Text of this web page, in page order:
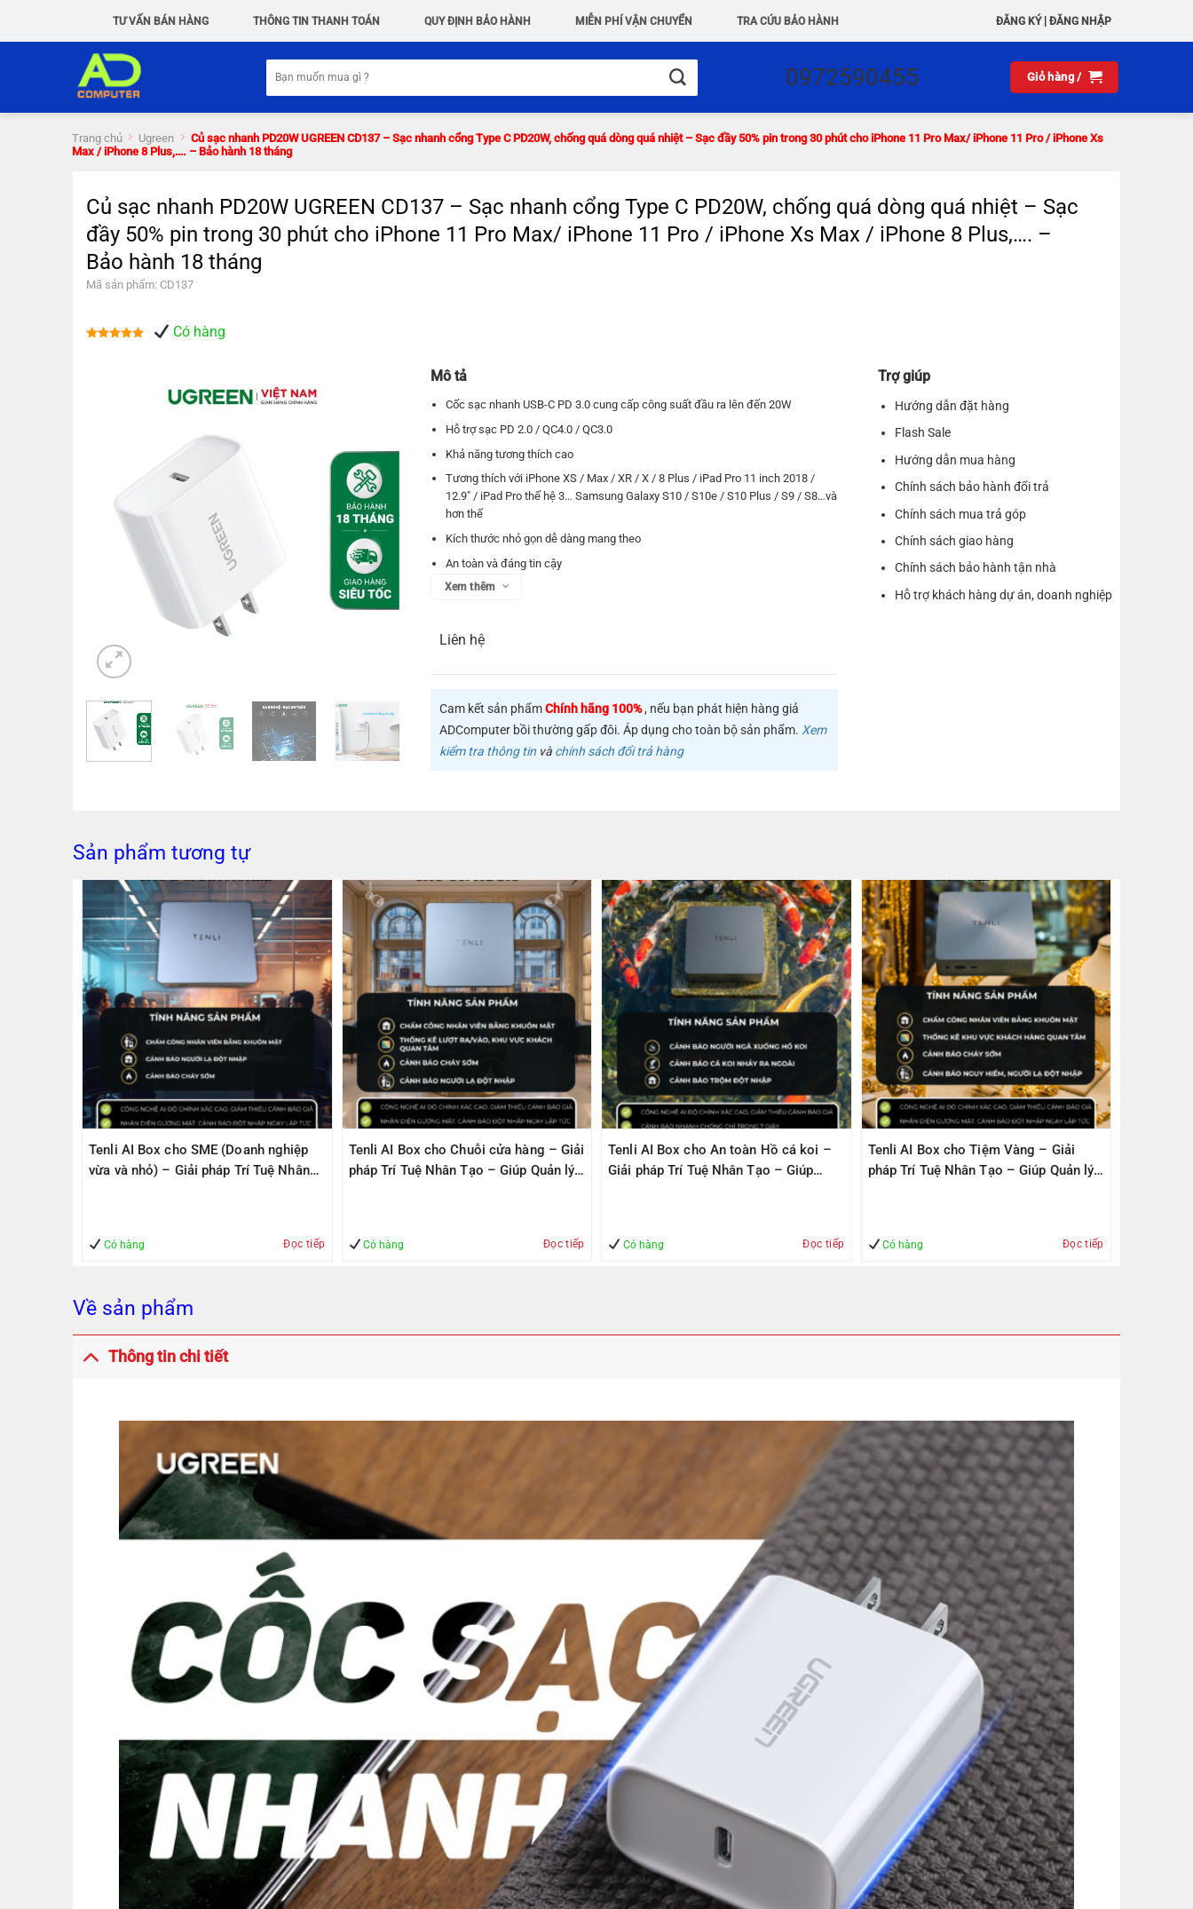
TƯ VẤN BÁN HÀNG THÔNG TIN THANH TOÁN QUY ĐỊNH BẢO HÀNH MIỄN PHÍ VẬN CHUYỂN TRA CỨU BẢO HÀNH ĐĂNG KÝ| ĐĂNG NHẬP
kiếm:
0972590455 Giỏ hàng /
Trang chủ Ugreen
Củ sạc nhanh PD20W UGREEN CD137 – Sạc nhanh cổng Type C PD20W, chống quá dòng quá nhiệt – Sạc đầy 50% pin trong 30 phút cho iPhone 11 Pro Max/ iPhone 11 Pro / iPhone Xs
Max / iPhone 8 Plus,…. – Bảo hành 18 tháng
Củ sạc nhanh PD20W UGREEN CD137 – Sạc nhanh cổng Type C PD20W, chống quá dòng quá nhiệt – Sạc
đầy 50% pin trong 30 phút cho iPhone 11 Pro Max/ iPhone 11 Pro / iPhone Xs Max / iPhone 8 Plus,…. –
Bảo hành 18 tháng
Mã sản phẩm: CD137
Có hàng
Mô tả
Cốc sạc nhanh USB-C PD 3.0 cung cấp công suất đầu ra lên đến 20W
Hỗ trợ sạc PD 2.0 / QC4.0 / QC3.0
Khả năng tương thích cao
Tương thích với iPhone XS / Max / XR / X / 8 Plus / iPad Pro 11 inch 2018 /
12.9″ / iPad Pro thế hệ 3… Samsung Galaxy S10 / S10e / S10 Plus / S9 / S8…và
hơn thế
Kích thước nhỏ gọn dễ dàng mang theo
An toàn và đáng tin cậy
Bảo vệ đa năng tích hợp bảo vệ hệệu quả thiết bị của bạn khỏi quá dòng,
Xem thêm
Liên hệ
Cam kết sản phẩmChính hãng 100%, nếu bạn phát hiện hàng giả
ADComputer bồi thường gấp đôi. Áp dụng cho toàn bộ sản phẩm. Xem
kiểm tra thông tin và chính sách đổi trả hàng
Trợ giúp
Hướng dẫn đặt hàng
Flash Sale
Hướng dẫn mua hàng
Chính sách bảo hành đổi trả
Chính sách mua trả góp
Chính sách giao hàng
Chính sách bảo hành tận nhà
Hỗ trợ khách hàng dự án, doanh nghiệp
Sản phẩm tương tự
Tenli AI Box cho SME (Doanh nghiệp
vừa và nhỏ) – Giải pháp Trí Tuệ Nhân
Có hàng Đọc tiếp
Tenli AI Box cho Chuỗi cửa hàng – Giải
pháp Trí Tuệ Nhân Tạo – Giúp Quản lý
Có hàng Đọc tiếp
Tenli AI Box cho An toàn Hồ cá koi –
Giải pháp Trí Tuệ Nhân Tạo – Giúp
Có hàng Đọc tiếp
Tenli AI Box cho Tiệm Vàng – Giải
pháp Trí Tuệ Nhân Tạo – Giúp Quản lý
Có hàng Đọc tiếp
Về sản phẩm
Thông tin chi tiết